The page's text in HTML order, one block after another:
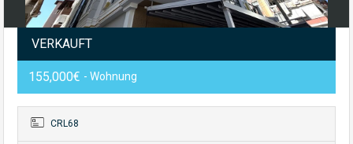
VERKAUFT
155,000€ - Wohnung
CRL68